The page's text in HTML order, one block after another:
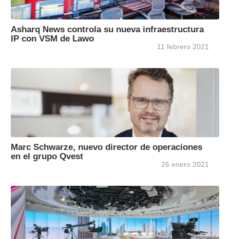
Asharq News controla su nueva infraestructura
IP con VSM de Lawo
11 febrero 2021
Marc Schwarze, nuevo director de operaciones
en el grupo Qvest
26 enero 2021